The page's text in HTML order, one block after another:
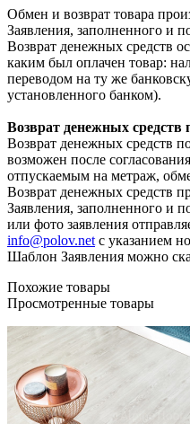
Обмен и возврат товара
Заявления, заполненного и
Возврат денежных средств
каким был оплачен товар:
переводом на ту же
установленного банком).
Возврат денежных средств
Возврат денежных средств
возможен после
отпускаемым на метраж,
Возврат денежных средств
Заявления, заполненного и
или фото заявления
info@polov.net с указанием
Шаблон Заявления можно
Похожие товары
Просмотренные товары